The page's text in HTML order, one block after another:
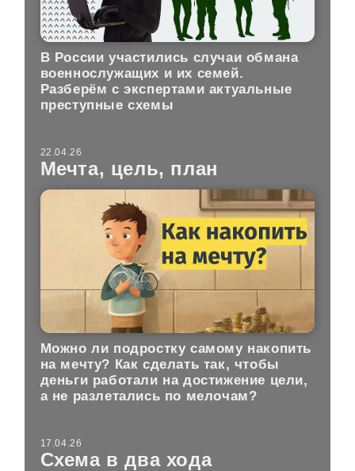
В России участились случаи обмана
военнослужащих и их семей.
Разберём с экспертами актуальные
преступные схемы
22.04.26
Мечта, цель, план
Можно ли подростку самому накопить
на мечту? Как сделать так, чтобы
деньги работали на достижение цели,
а не разлетались по мелочам?
17.04.26
Схема в два хода